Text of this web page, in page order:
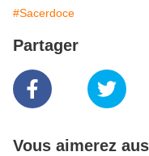
#Sacerdoce
Partager
Vous aimerez